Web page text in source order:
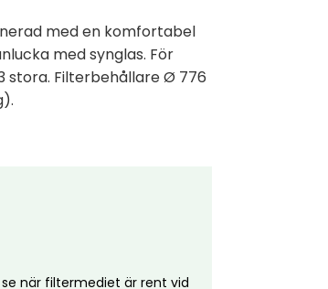
med en komfortabel
med synglas. För
stora. Filterbehållare Ø 776
när filtermediet är rent vid